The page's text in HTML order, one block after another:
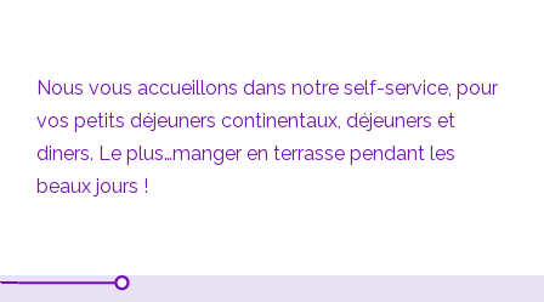
Nous vous accueillons dans notre self-service, pour
vos petits déjeuners continentaux, déjeuners et
diners. Le plus…manger en terrasse pendant les
beaux jours !